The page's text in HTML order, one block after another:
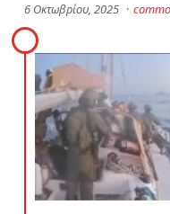
6 Οκτωβρίου, 2025 ·